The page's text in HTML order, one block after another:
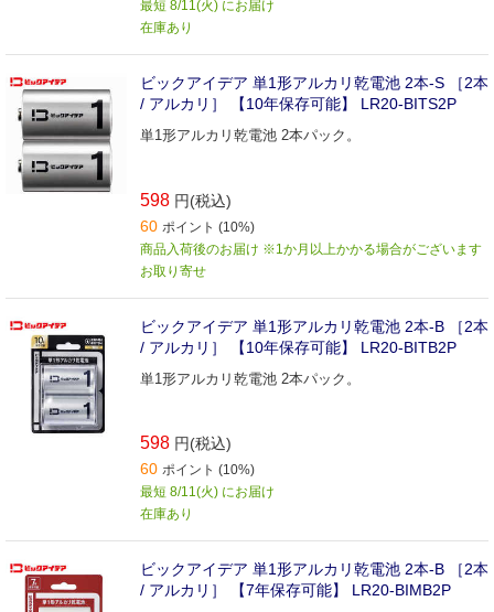
最短 8/11(火) にお届け
在庫あり
ビックアイデア 単1形アルカリ乾電池 2本-S ［2本
/ アルカリ］ 【10年保存可能】 LR20-BITS2P
単1形アルカリ乾電池 2本パック。
598 円(税込)
60 ポイント (10%)
商品入荷後のお届け ※1か月以上かかる場合がございます
お取り寄せ
ビックアイデア 単1形アルカリ乾電池 2本-B ［2本
/ アルカリ］ 【10年保存可能】 LR20-BITB2P
単1形アルカリ乾電池 2本パック。
598 円(税込)
60 ポイント (10%)
最短 8/11(火) にお届け
在庫あり
ビックアイデア 単1形アルカリ乾電池 2本-B ［2本
/ アルカリ］ 【7年保存可能】 LR20-BIMB2P